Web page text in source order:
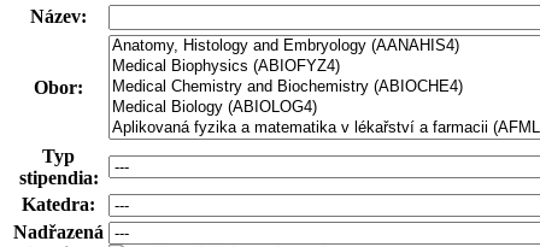
Název:
Obor:
Typ
stipendia:
Katedra:
Nadřazená